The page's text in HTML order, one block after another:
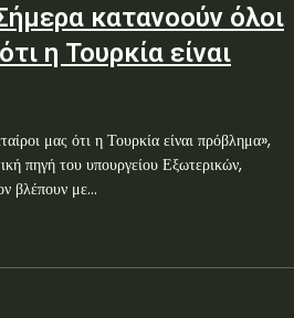
κατανοούν όλοι
η Τουρκία είναι
μας ότι η Τουρκία είναι πρόβλημα»,
πηγή του υπουργείου Εξωτερικών,
βλέπουν με...